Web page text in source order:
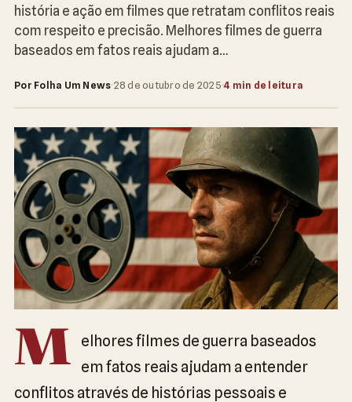
história e ação em filmes que retratam conflitos reais
com respeito e precisão. Melhores filmes de guerra
baseados em fatos reais ajudam a…
Por Folha Um News·28 de outubro de 2025·4 min de leitura
M
elhores filmes de guerra baseados
em fatos reais ajudam a entender
conflitos através de histórias pessoais e